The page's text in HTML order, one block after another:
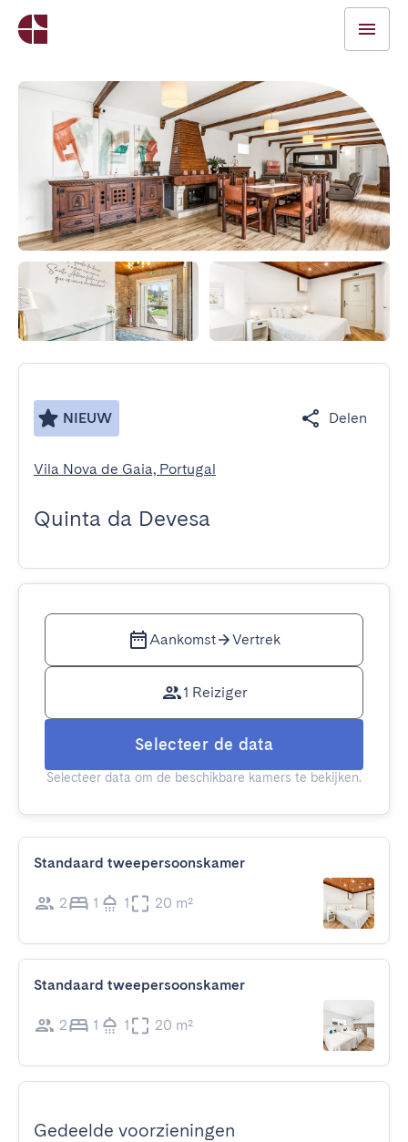
NIEUW Delen
Vila Nova de Gaia, Portugal
Quinta da Devesa
Aankomst Vertrek
1 Reiziger
Selecteer de data
Selecteer data om de beschikbare kamers te bekijken.
Standaard tweepersoonskamer
2 1 1 20 m²
Standaard tweepersoonskamer
2 1 1 20 m²
Gedeelde voorzieningen